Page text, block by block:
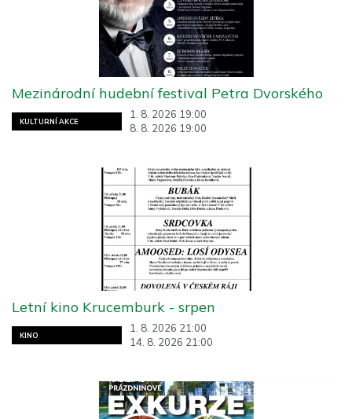
KULTURNÍ AKCE
1. 8. 2026 19:00
8. 8. 2026 19:00
Mezinárodní hudební festival Petra Dvorského
KINO
1. 8. 2026 21:00
14. 8. 2026 21:00
Letní kino Krucemburk - srpen